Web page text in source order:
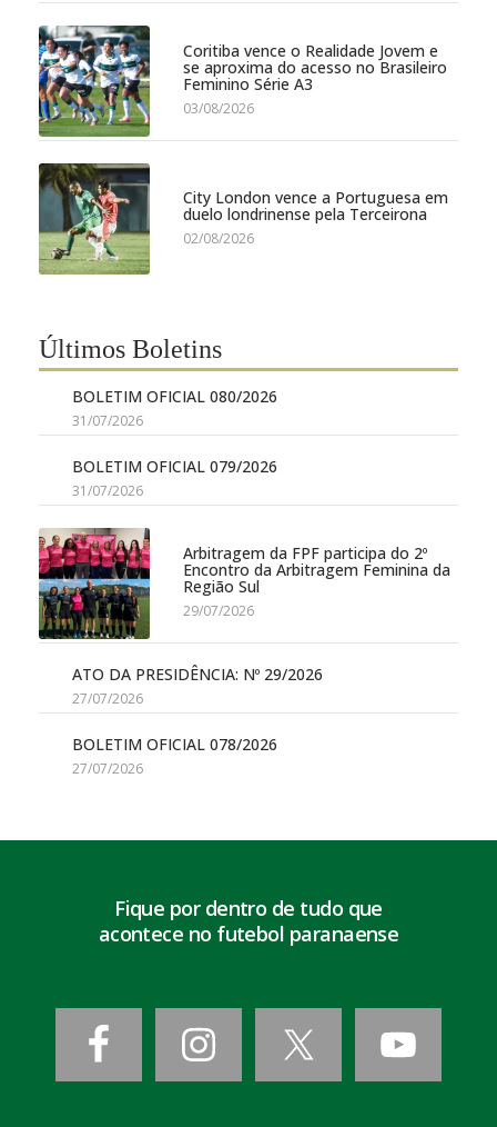
Coritiba vence o Realidade Jovem e
se aproxima do acesso no Brasileiro
Feminino Série A3
03/08/2026
City London vence a Portuguesa em
duelo londrinense pela Terceirona
02/08/2026
Últimos Boletins
BOLETIM OFICIAL 080/2026
31/07/2026
BOLETIM OFICIAL 079/2026
31/07/2026
Arbitragem da FPF participa do 2º
Encontro da Arbitragem Feminina da
Região Sul
29/07/2026
ATO DA PRESIDÊNCIA: Nº 29/2026
27/07/2026
BOLETIM OFICIAL 078/2026
27/07/2026
Fique por dentro de tudo que
acontece no futebol paranaense